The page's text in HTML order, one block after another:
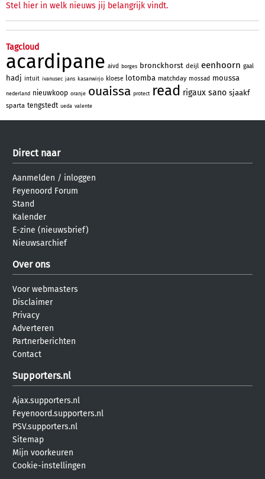
Stel hier in welk nieuws jij belangrijk vindt.
Tagcloud
acardipane aivd borges bronckhorst deijl eenhoorn gaal
hadj intuit ivanusec jans kasanwirjo kloese lotomba matchday mossad moussa
nederland nieuwkoop oranje ouaissa protect read rigaux sano sjaakf
sparta tengstedt ueda valente
Direct naar
Aanmelden / inloggen
Feyenoord Forum
Stand
Kalender
E-zine (nieuwsbrief)
Nieuwsarchief
Over ons
Voor webmasters
Disclaimer
Privacy
Adverteren
Partnerberichten
Contact
Supporters.nl
Ajax.supporters.nl
Feyenoord.supporters.nl
PSV.supporters.nl
Sitemap
Mijn voorkeuren
Cookie-instellingen